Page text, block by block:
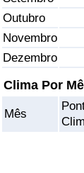
Outubro
Novembro
Dezembro
Clima Por
Mês
Saúde
Indicador de
Indicador de